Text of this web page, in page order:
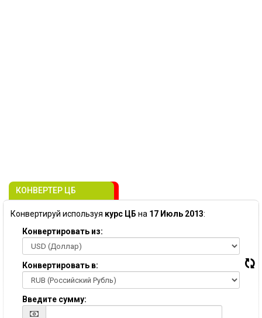
КОНВЕРТЕР ЦБ
Конвертируй используя курс ЦБ на 17 Июль 2013:
Конвертировать из:
Конвертировать в:
Введите сумму: